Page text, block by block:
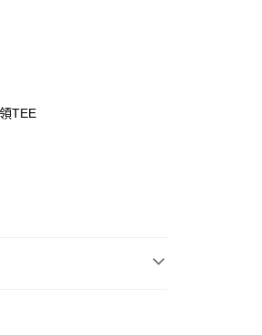
」的支付方式。 讓您購物簡單
TEE